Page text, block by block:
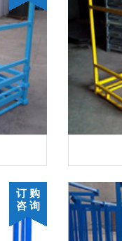
订 购
咨 询